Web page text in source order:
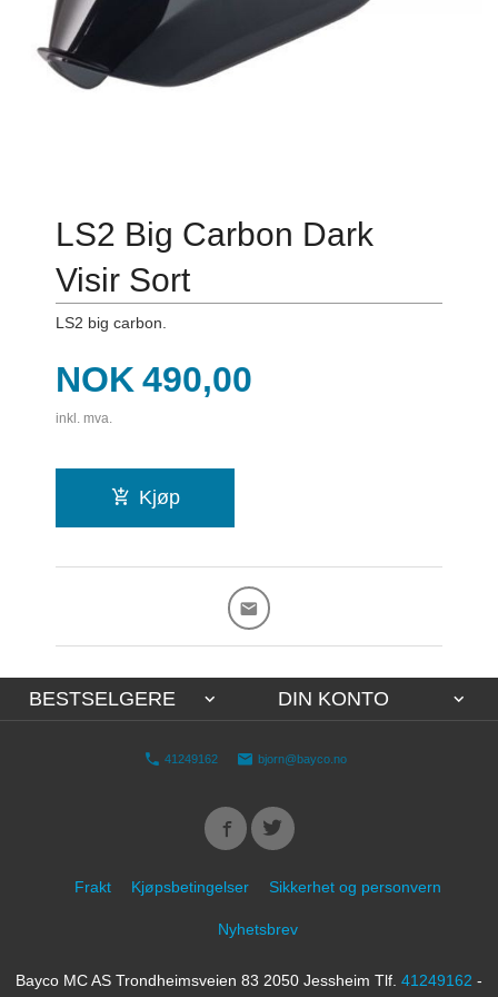
LS2 Big Carbon Dark
Visir Sort
LS2 big carbon.
Pris
NOK 490,00
inkl. mva.
Kjøp
BESTSELGERE DIN KONTO
41249162 bjorn@bayco.no
Frakt Kjøpsbetingelser Sikkerhet og personvern
Nyhetsbrev
Bayco MC AS Trondheimsveien 83 2050 Jessheim Tlf. 41249162 -